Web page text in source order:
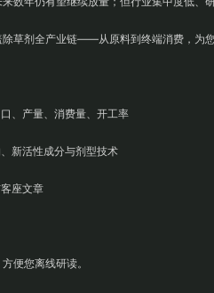
除草剂全产业链——从原料到终端消费，为您
、产量、消费量、开工率
新活性成分与剂型技术
座文章
便您离线研读。